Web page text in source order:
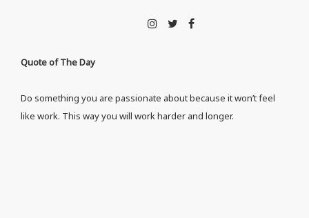
Quote of The Day
Do something you are passionate about because it won’t feel
like work. This way you will work harder and longer.